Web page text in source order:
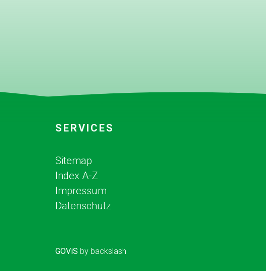
SERVICES
Sitemap
Index A-Z
Impressum
Datenschutz
GOViS by backslash